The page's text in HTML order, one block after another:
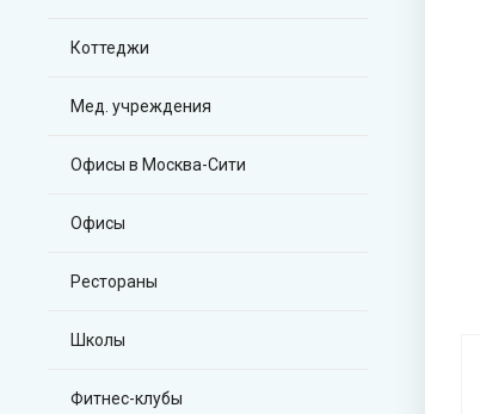
Коттеджи
Мед. учреждения
Офисы в Москва-Сити
Офисы
Рестораны
Школы
Фитнес-клубы